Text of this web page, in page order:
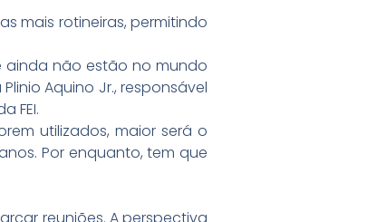
mais rotineiras, permitindo
ainda não estão no mundo
Aquino Jr., responsável
FEI.
utilizados, maior será o
Por enquanto, tem que